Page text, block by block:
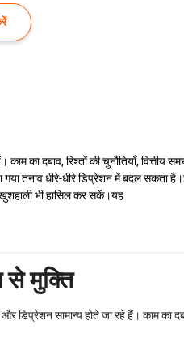
का दबाव, रिश्तों की चुनौतियाँ, वित्तीय
तनाव धीरे-धीरे डिप्रेशन में बदल सकता
भी हासिल कर सकें।यह
मुक्ति
सामान्य होते जा रहे हैं। काम का